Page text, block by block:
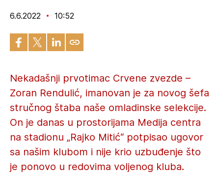
6.6.2022 10:52
Nekadašnji prvotimac Crvene zvezde –
Zoran Rendulić, imanovan je za novog šefa
stručnog štaba naše omladinske selekcije.
On je danas u prostorijama Medija centra
na stadionu „Rajko Mitić“ potpisao ugovor
sa našim klubom i nije krio uzbuđenje što
je ponovo u redovima voljenog kluba.